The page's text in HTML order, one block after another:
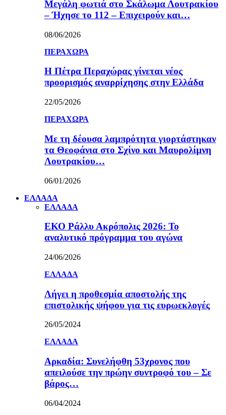
Μεγάλη φωτιά στο Σκάλωμα Λουτρακίου
– Ήχησε το 112 – Επιχειρούν και…
08/06/2026
ΠΕΡΑΧΩΡΑ
Η Πέτρα Περαχώρας γίνεται νέος
προορισμός αναρρίχησης στην Ελλάδα
22/05/2026
ΠΕΡΑΧΩΡΑ
Με τη δέουσα λαμπρότητα γιορτάστηκαν
τα Θεοφάνια στο Σχίνο και Μαυρολίμνη
Λουτρακίου…
06/01/2026
ΕΛΛΑΔΑ
ΕΛΛΑΔΑ
ΕΚΟ Ράλλυ Ακρόπολις 2026: Το
αναλυτικό πρόγραμμα του αγώνα
24/06/2026
ΕΛΛΑΔΑ
Λήγει η προθεσμία αποστολής της
επιστολικής ψήφου για τις ευρωεκλογές
26/05/2024
ΕΛΛΑΔΑ
Αρκαδία: Συνελήφθη 53χρονος που
απειλούσε την πρώην συντροφό του – Σε
βάρος…
06/04/2024